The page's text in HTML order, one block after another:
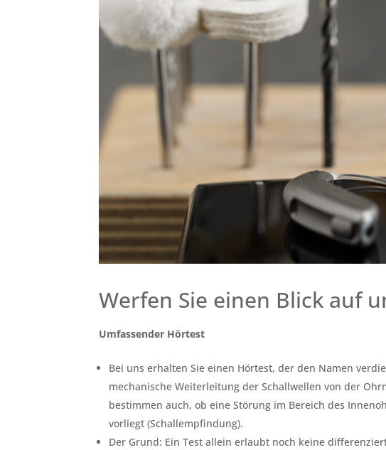
Werfen Sie einen Blick auf
Umfassender Hörtest
Bei uns erhalten Sie einen Hörtest, der den Namen
mechanische Weiterleitung der Schallwellen von der
bestimmen auch, ob eine Störung im Bereich des
vorliegt (Schallempfindung).
Der Grund: Ein Test allein erlaubt noch keine